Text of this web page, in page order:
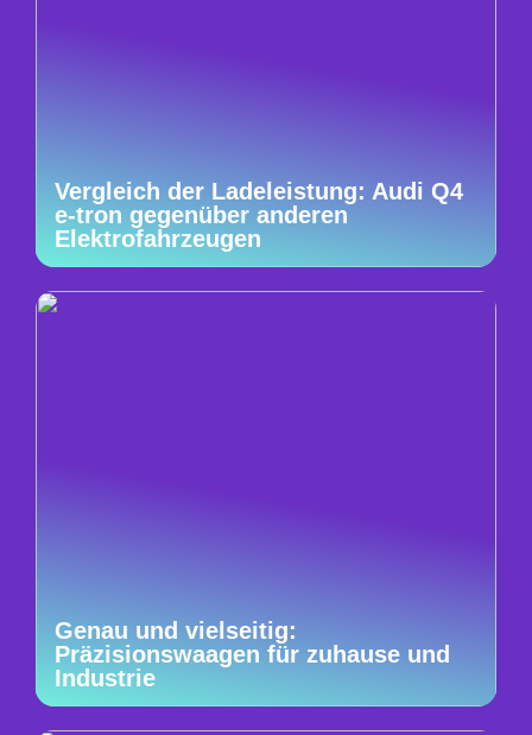
Vergleich der Ladeleistung: Audi Q4
e-tron gegenüber anderen
Elektrofahrzeugen
Genau und vielseitig:
Präzisionswaagen für zuhause und
Industrie